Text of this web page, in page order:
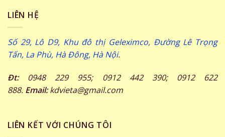
LIÊN HỆ
Số 29, Lô D9, Khu đô thị Geleximco, Đường Lê Trọng
Tấn, La Phù, Hà Đông, Hà Nội.
Đt:0948 229 955; 0912 442 390; 0912 622
888. Email:kdvieta@gmail.com
LIÊN KẾT VỚI CHÚNG TÔI